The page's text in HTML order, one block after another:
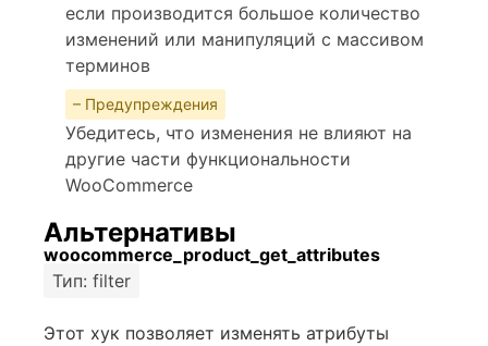
если производится большое количество
изменений или манипуляций с массивом
терминов
– Предупреждения
Убедитесь, что изменения не влияют на
другие части функциональности
WooCommerce
Альтернативы
woocommerce_product_get_attributes
Тип: filter
Этот хук позволяет изменять атрибуты